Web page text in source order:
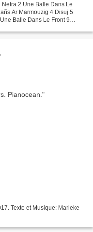
2 Une Balle Dans Le
Ar Marmouzig 4 Disuj 5
Balle Dans Le Front 9
Texte et Musique: Marieke